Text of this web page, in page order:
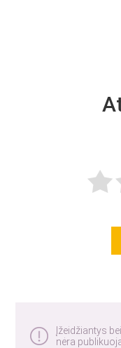
Įžeidžiantys
nėra